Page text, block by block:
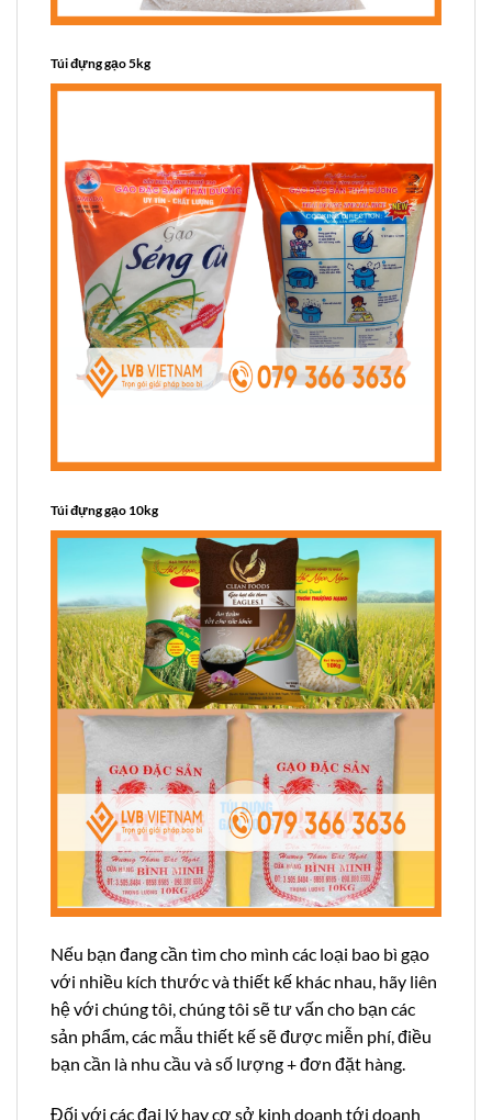
Túi đựng gạo 5kg
Túi đựng gạo 10kg
Nếu bạn đang cần tìm cho mình các loại bao bì gạo
với nhiều kích thước và thiết kế khác nhau, hãy liên
hệ với chúng tôi, chúng tôi sẽ tư vấn cho bạn các
sản phẩm, các mẫu thiết kế sẽ được miễn phí, điều
bạn cần là nhu cầu và số lượng + đơn đặt hàng.
Đối với các đại lý hay cơ sở kinh doanh tới doanh